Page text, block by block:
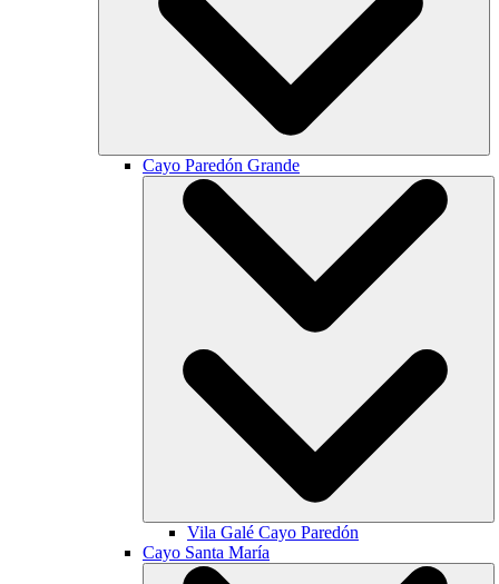
Cayo Paredón Grande
Vila Galé Cayo Paredón
Cayo Santa María